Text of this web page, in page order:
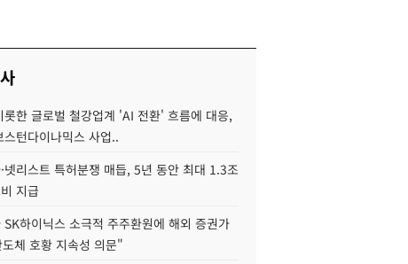
롯한 글로벌 철강업계 'AI 전환' 흐름에 대응,
스턴다이나믹스 사업..
넷리스트 특허분쟁 매듭, 5년 동안 최대 1.3조
지급
SK하이닉스 소극적 주주환원에 해외 증권가
체 호황 지속성 의문"